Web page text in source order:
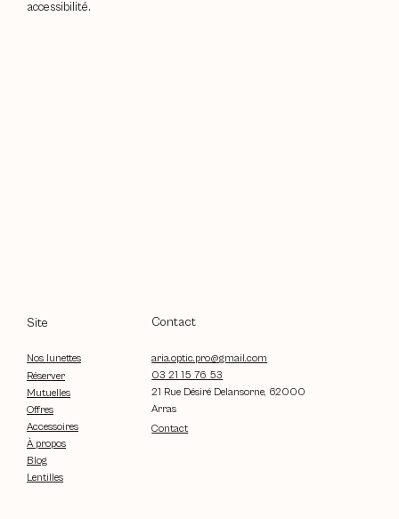
accessibilité.
Site
Nos lunettes
Réserver
Mutuelles
Offres
Accessoires
À propos
Blog
Lentilles
Contact
Contact
aria.optic.pro@gmail.com
03 21 15 76 53
21 Rue Désiré Delansorne, 62000
Arras